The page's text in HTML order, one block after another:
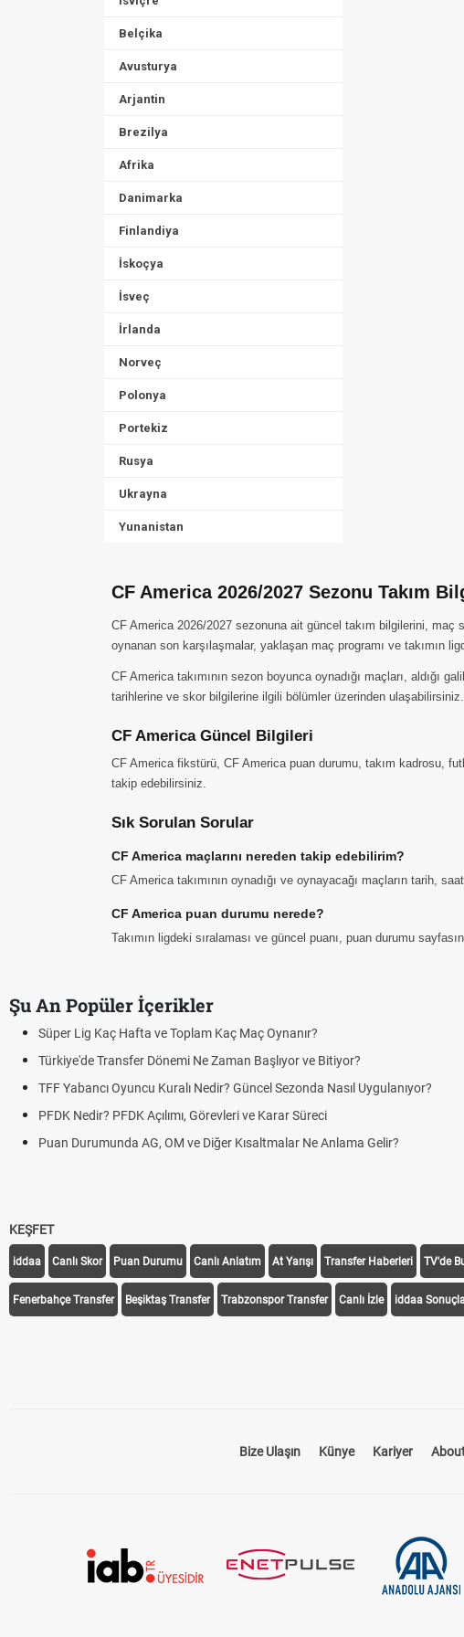
Belçika
Avusturya
Arjantin
Brezilya
Afrika
Danimarka
Finlandiya
İskoçya
İsveç
İrlanda
Norveç
Polonya
Portekiz
Rusya
Ukrayna
Yunanistan
CF America 2026/2027 Sezonu Takım
CF America 2026/2027 sezonuna ait güncel takım bilgilerini,
oynanan son karşılaşmalar, yaklaşan maç programı ve takımın
CF America takımının sezon boyunca oynadığı maçları, aldığı
tarihlerine ve skor bilgilerine ilgili bölümler üzerinden ulaşabilirsiniz.
CF America Güncel Bilgileri
CF America fikstürü, CF America puan durumu, takım kadrosu,
takip edebilirsiniz.
Sık Sorulan Sorular
CF America maçlarını nereden takip edebilirim?
CF America takımının oynadığı ve oynayacağı maçların tarih,
CF America puan durumu nerede?
Takımın ligdeki sıralaması ve güncel puanı, puan durumu
Şu An Popüler İçerikler
Süper Lig Kaç Hafta ve Toplam Kaç Maç Oynanır?
Türkiye'de Transfer Dönemi Ne Zaman Başlıyor ve Bitiyor?
TFF Yabancı Oyuncu Kuralı Nedir? Güncel Sezonda Nasıl Uygulanıyor?
PFDK Nedir? PFDK Açılımı, Görevleri ve Karar Süreci
Puan Durumunda AG, OM ve Diğer Kısaltmalar Ne Anlama Gelir?
KEŞFET
iddaa Canlı Skor Puan Durumu Canlı Anlatım At Yarışı Transfer Haberleri TV'de
Fenerbahçe Transfer Beşiktaş Transfer Trabzonspor Transfer Canlı İzle iddaa
Bize Ulaşın Künye Kariyer